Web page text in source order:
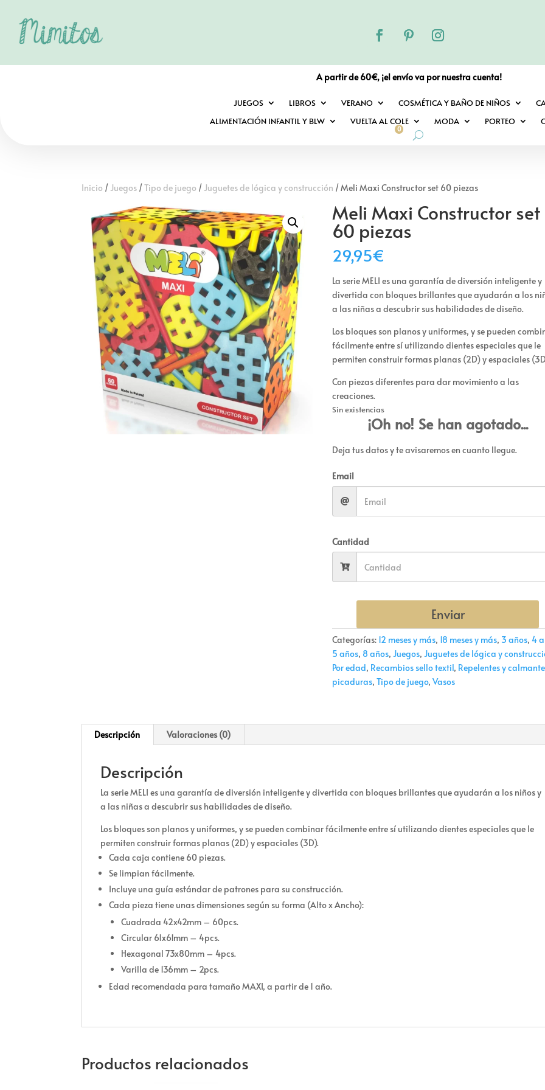
A partir de 60€, ¡el envío va por nuestra cuenta!
JUEGOS LIBROS VERANO COSMÉTICA Y BAÑO DE NIÑOS
ALIMENTACIÓN INFANTIL Y BLW
VUELTA AL COLE MODA PORTEO
0
Inicio / Juegos /Tipo de juego / Juguetes de lógica y construcción / Meli Maxi Constructor set 60 piezas
Meli Maxi Constructor set
60 piezas
29,95€
La serie MELI es una garantía de diversión inteligente y
divertida con bloques brillantes que ayudarán a los
a las niñas a descubrir sus habilidades de diseño.
Los bloques son planos y uniformes, y se pueden
fácilmente entre sí utilizando dientes especiales que le
permiten construir formas planas (2D) y espaciales
Con piezas diferentes para dar movimiento a las
creaciones.
Sin existencias
¡Oh no! Se han agotado...
Deja tus datos y te avisaremos en cuanto llegue.
Email
Cantidad
Enviar
Categorías: 12 meses y más, 18 meses y más, 3 años,4
5 años, 8 años,Juegos,Juguetes de lógica y
Por edad, Recambios sello textil, Repelentes y
picaduras,Tipo de juego,Vasos
Descripción Valoraciones (0)
Descripción
La serie MELI es una garantía de diversión inteligente y divertida con bloques brillantes que ayudarán a los niños y
a las niñas a descubrir sus habilidades de diseño.
Los bloques son planos y uniformes, y se pueden combinar fácilmente entre sí utilizando dientes especiales que le
permiten construir formas planas (2D) y espaciales (3D).
Cada caja contiene 60 piezas.
Se limpian fácilmente.
Incluye una guía estándar de patrones para su construcción.
Cada pieza tiene unas dimensiones según su forma (Alto x Ancho):
Cuadrada 42x42mm – 60pcs.
Circular 61x61mm – 4pcs.
Hexagonal 73x80mm – 4pcs.
Varilla de 136mm – 2pcs.
Edad recomendada para tamaño MAXI, a partir de 1 año.
Productos relacionados